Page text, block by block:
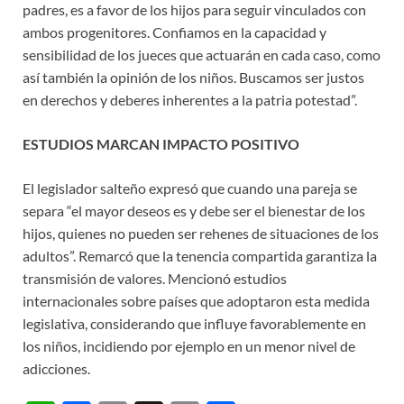
padres, es a favor de los hijos para seguir vinculados con
ambos progenitores. Confiamos en la capacidad y
sensibilidad de los jueces que actuarán en cada caso, como
así también la opinión de los niños. Buscamos ser justos
en derechos y deberes inherentes a la patria potestad”.
ESTUDIOS MARCAN IMPACTO POSITIVO
El legislador salteño expresó que cuando una pareja se
separa “el mayor deseos es y debe ser el bienestar de los
hijos, quienes no pueden ser rehenes de situaciones de los
adultos”. Remarcó que la tenencia compartida garantiza la
transmisión de valores. Mencionó estudios
internacionales sobre países que adoptaron esta medida
legislativa, considerando que influye favorablemente en
los niños, incidiendo por ejemplo en un menor nivel de
adicciones.